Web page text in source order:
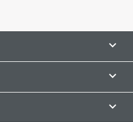


